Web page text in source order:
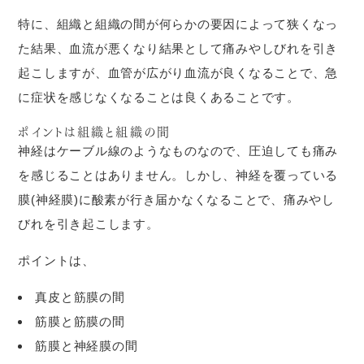
特に、組織と組織の間が何らかの要因によって狭くなっ
た結果、血流が悪くなり結果として痛みやしびれを引き
起こしますが、血管が広がり血流が良くなることで、急
に症状を感じなくなることは良くあることです。
ポイントは組織と組織の間
神経はケーブル線のようなものなので、圧迫しても痛み
を感じることはありません。しかし、神経を覆っている
膜(神経膜)に酸素が行き届かなくなることで、痛みやし
びれを引き起こします。
ポイントは、
真皮と筋膜の間
筋膜と筋膜の間
筋膜と神経膜の間